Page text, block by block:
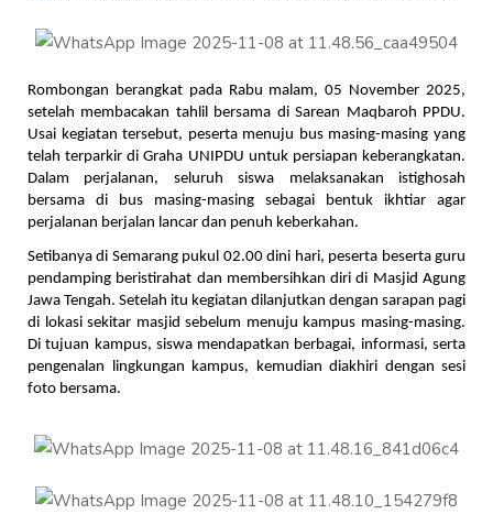
Rombongan berangkat pada Rabu malam, 05 November 2025,
setelah membacakan tahlil bersama di Sarean Maqbaroh PPDU.
Usai kegiatan tersebut, peserta menuju bus masing-masing yang
telah terparkir di Graha UNIPDU untuk persiapan keberangkatan.
Dalam perjalanan, seluruh siswa melaksanakan istighosah
bersama di bus masing-masing sebagai bentuk ikhtiar agar
perjalanan berjalan lancar dan penuh keberkahan.
Setibanya di Semarang pukul 02.00 dini hari, peserta beserta guru
pendamping beristirahat dan membersihkan diri di Masjid Agung
Jawa Tengah. Setelah itu kegiatan dilanjutkan dengan sarapan pagi
di lokasi sekitar masjid sebelum menuju kampus masing-masing.
Di tujuan kampus, siswa mendapatkan berbagai, informasi, serta
pengenalan lingkungan kampus, kemudian diakhiri dengan sesi
foto bersama.